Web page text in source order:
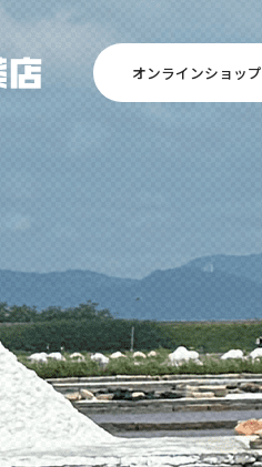
オンラインショップ